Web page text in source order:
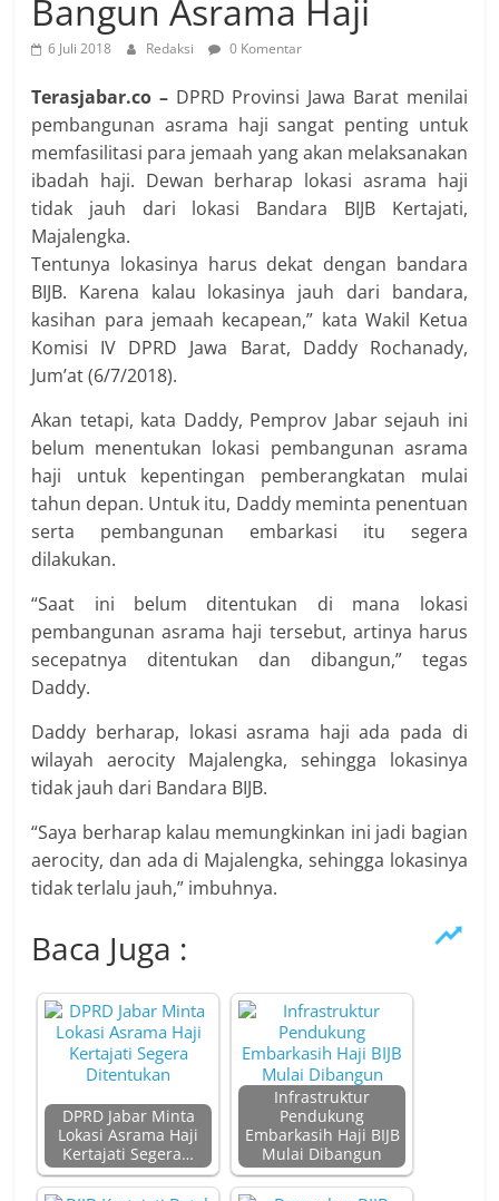
Bangun Asrama Haji
6 Juli 2018 Redaksi 0 Komentar
Terasjabar.co – DPRD Provinsi Jawa Barat menilai
pembangunan asrama haji sangat penting untuk
memfasilitasi para jemaah yang akan melaksanakan
ibadah haji. Dewan berharap lokasi asrama haji
tidak jauh dari lokasi Bandara BIJB Kertajati,
Majalengka.
Tentunya lokasinya harus dekat dengan bandara
BIJB. Karena kalau lokasinya jauh dari bandara,
kasihan para jemaah kecapean,” kata Wakil Ketua
Komisi IV DPRD Jawa Barat, Daddy Rochanady,
Jum’at (6/7/2018).
Akan tetapi, kata Daddy, Pemprov Jabar sejauh ini
belum menentukan lokasi pembangunan asrama
haji untuk kepentingan pemberangkatan mulai
tahun depan. Untuk itu, Daddy meminta penentuan
serta pembangunan embarkasi itu segera
dilakukan.
“Saat ini belum ditentukan di mana lokasi
pembangunan asrama haji tersebut, artinya harus
secepatnya ditentukan dan dibangun,” tegas
Daddy.
Daddy berharap, lokasi asrama haji ada pada di
wilayah aerocity Majalengka, sehingga lokasinya
tidak jauh dari Bandara BIJB.
“Saya berharap kalau memungkinkan ini jadi bagian
aerocity, dan ada di Majalengka, sehingga lokasinya
tidak terlalu jauh,” imbuhnya.
Baca Juga :
DPRD Jabar Minta
Lokasi Asrama Haji
Kertajati Segera…
Infrastruktur
Pendukung
Embarkasih Haji BIJB
Mulai Dibangun